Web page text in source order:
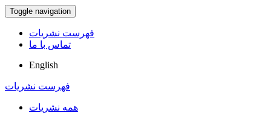
Toggle navigation
فهرست نشریات
تماس با ما
English
فهرست نشریات
همه نشریات